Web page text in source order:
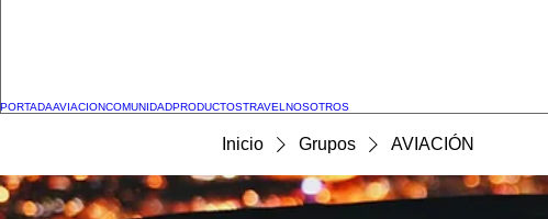
PORTADAAVIACIONCOMUNIDADPRODUCTOSTRAVEL NOSOTROS
Inicio Grupos AVIACIÓN